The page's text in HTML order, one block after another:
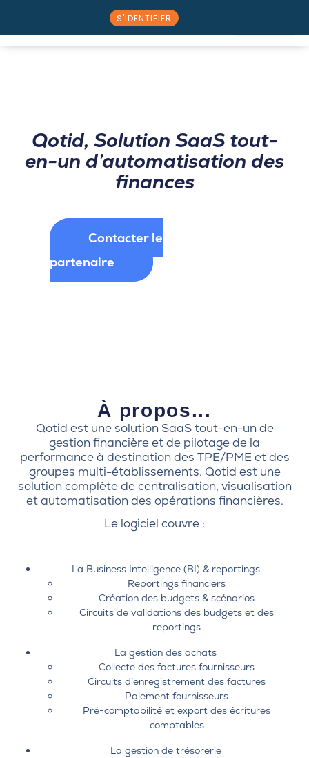
S'IDENTIFIER
⭠ Retour au catalogue partenaire
Qotid, Solution SaaS tout-
en-un d’automatisation des
finances
Contacter le
partenaire
À propos...
Qotid est une solution SaaS tout-en-un de
gestion financière et de pilotage de la
performance à destination des TPE/PME et des
groupes multi-établissements. Qotid est une
solution complète de centralisation, visualisation
et automatisation des opérations financières.
Le logiciel couvre :
La Business Intelligence (BI) & reportings
Reportings financiers
Création des budgets & scénarios
Circuits de validations des budgets et des
reportings
La gestion des achats
Collecte des factures fournisseurs
Circuits d’enregistrement des factures
Paiement fournisseurs
Pré-comptabilité et export des écritures
comptables
La gestion de trésorerie